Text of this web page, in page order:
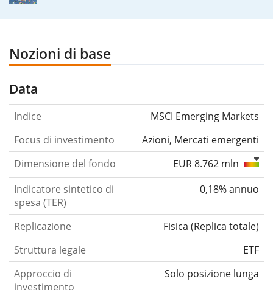
Nozioni di base
Data
Indice
MSCI Emerging Markets
Focus di investimento
Azioni, Mercati emergenti
Dimensione del fondo
EUR 8.762 mln
Indicatore sintetico di
spesa (TER)
0,18% annuo
Replicazione Fisica (Replica totale)
Struttura legale
ETF
Approccio di
investimento
Solo posizione lunga